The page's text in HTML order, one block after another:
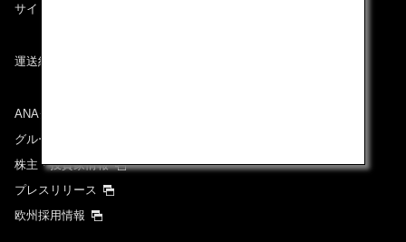
サイトマップ
運送約款
ANAグループについて
グループ企業一覧
株主・投資家情報
プレスリリース
欧州採用情報